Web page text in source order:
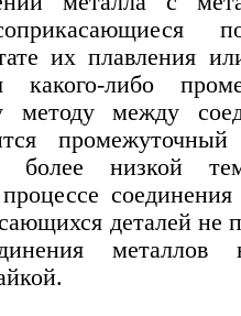
их плавления
либо
методу между
промежуточный
низкой
соединения
деталей не
металлов